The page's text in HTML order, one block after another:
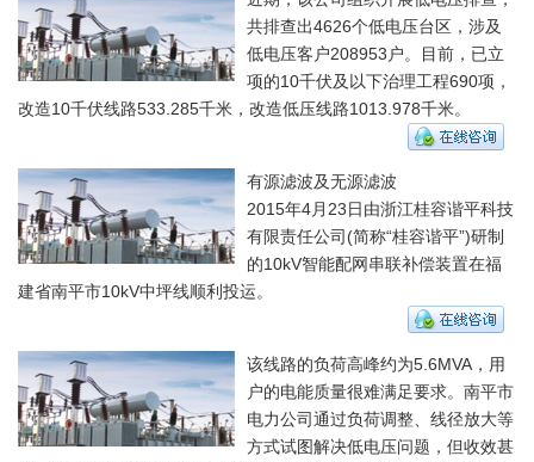
共排查出4626个低电压台区，涉及
低电压客户208953户。目前，已立
项的10千伏及以下治理工程690项，
改造10千伏线路533.285千米，改造低压线路1013.978千米。
有源滤波及无源滤波
2015年4月23日由浙江桂容谐平科技
有限责任公司(简称“桂容谐平”)研制
的10kV智能配网串联补偿装置在福
建省南平市10kV中坪线顺利投运。
该线路的负荷高峰约为5.6MVA，用
户的电能质量很难满足要求。南平市
电力公司通过负荷调整、线径放大等
方式试图解决低电压问题，但收效甚